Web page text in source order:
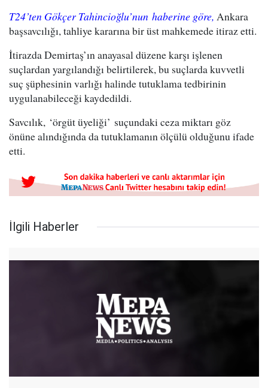
T24’ten Gökçer Tahincioğlu’nun haberine göre, Ankara
başsavcılığı, tahliye kararına bir üst mahkemede itiraz etti.
İtirazda Demirtaş’ın anayasal düzene karşı işlenen
suçlardan yargılandığı belirtilerek, bu suçlarda kuvvetli
suç şüphesinin varlığı halinde tutuklama tedbirinin
uygulanabileceği kaydedildi.
Savcılık, ‘örgüt üyeliği’ suçundaki ceza miktarı göz
önüne alındığında da tutuklamanın ölçülü olduğunu ifade
etti.
İlgili Haberler